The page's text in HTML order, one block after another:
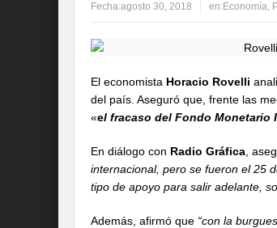
Fecha:agosto 30, 2018 en:Economía,
El economista Horacio Rovelli
del país. Aseguró que, frente las
«el fracaso del Fondo Monetario
En diálogo con Radio Gráfica ,
internacional, pero se fueron el 25
tipo de apoyo para salir adelante,
Además, afirmó que “con la